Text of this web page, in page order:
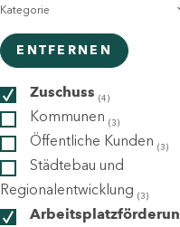
Kategorie
ENTFERNEN
Zuschuss (4)
Kommunen (3)
Öffentliche Kunden (3)
Städtebau und
Regionalentwicklung (3)
Arbeitsplatzförderun